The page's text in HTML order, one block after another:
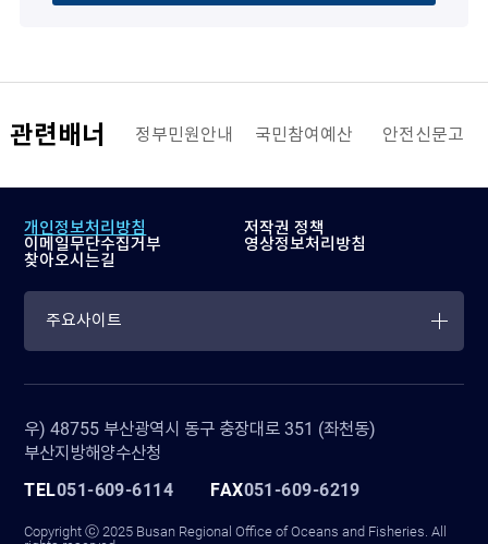
관련배너
해양수산부 정부민원안내 국민참여예산 안전신문고
개인정보처리방침
저작권 정책
이메일무단수집거부
영상정보처리방침
찾아오시는길
주요사이트
우) 48755 부산광역시 동구 충장대로 351 (좌천동)
부산지방해양수산청
TEL051-609-6114 FAX051-609-6219
Copyright ⓒ 2025 Busan Regional Office of Oceans and Fisheries. All